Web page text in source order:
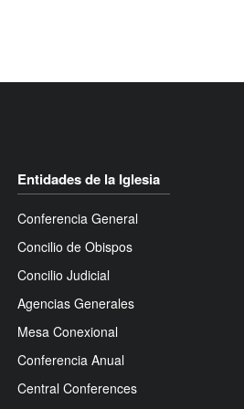
Entidades de la Iglesia
Conferencia General
Concilio de Obispos
Concilio Judicial
Agencias Generales
Mesa Conexional
Conferencia Anual
Central Conferences